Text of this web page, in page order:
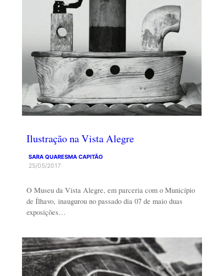
Ilustração na Vista Alegre
SARA QUARESMA CAPITÃO
25/05/2017
O Museu da Vista Alegre, em parceria com o Município
de Ílhavo, inaugurou no passado dia 07 de maio duas
exposições…